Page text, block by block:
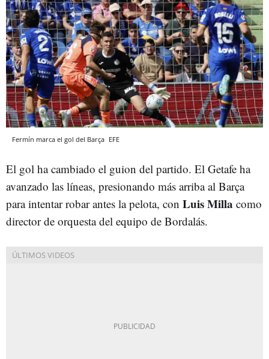
Fermín marca el gol del Barça EFE
El gol ha cambiado el guion del partido. El Getafe ha
avanzado las líneas, presionando más arriba al Barça
para intentar robar antes la pelota, con Luis Milla como
director de orquesta del equipo de Bordalás.